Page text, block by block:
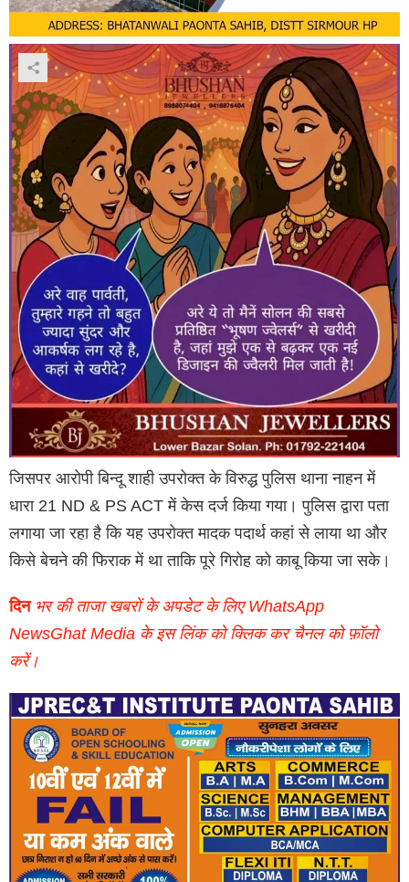
जिसपर आरोपी बिन्दू शाही उपरोक्त के विरुद्ध पुलिस थाना नाहन में
धारा 21 ND & PS ACT में केस दर्ज किया गया। पुलिस द्वारा पता
लगाया जा रहा है कि यह उपरोक्त मादक पदार्थ कहां से लाया था और
किसे बेचने की फिराक में था ताकि पूरे गिरोह को काबू किया जा सके।
दिनभर की ताजा खबरों के अपडेट के लिए WhatsApp
NewsGhat Media के इस लिंक को क्लिक कर चैनल को फ़ॉलो
करें।